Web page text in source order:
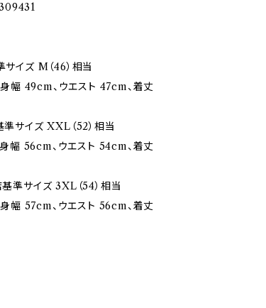
イズ M（46）相当
幅 49cm、ウエスト 47cm、着丈
サイズ XXL（52）相当
幅 56cm、ウエスト 54cm、着丈
準サイズ 3XL（54）相当
幅 57cm、ウエスト 56cm、着丈